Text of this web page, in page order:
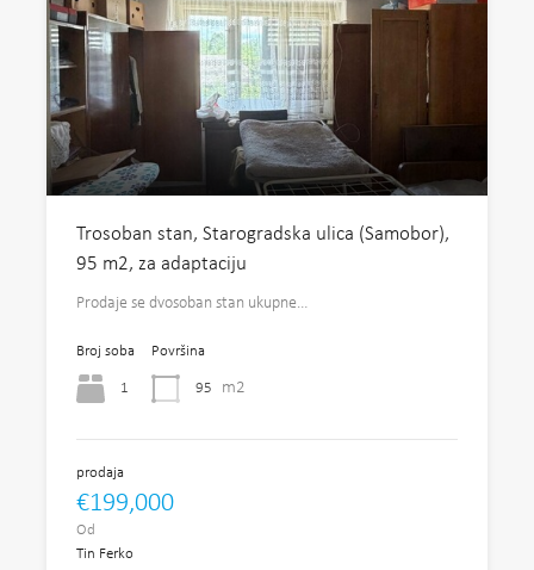
Trosoban stan, Starogradska ulica (Samobor),
95 m2, za adaptaciju
Prodaje se dvosoban stan ukupne…
Broj soba
1
Površina
95 m2
prodaja
€199,000
Od
Tin Ferko